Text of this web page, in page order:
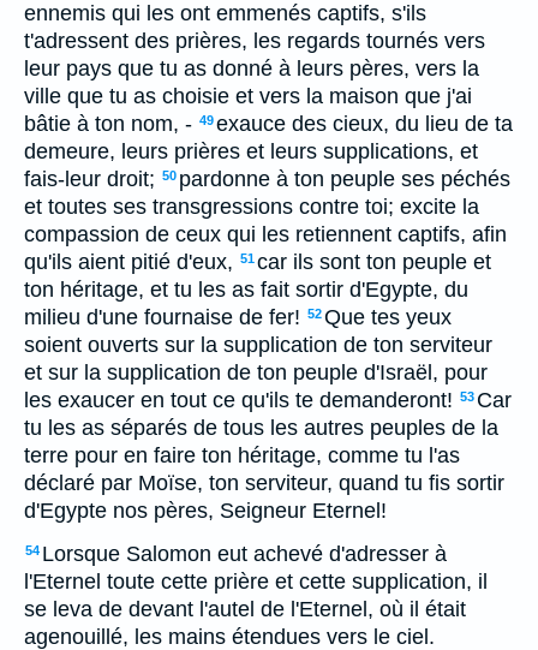
ennemis qui les ont emmenés captifs, s'ils
t'adressent des prières, les regards tournés vers
leur pays que tu as donné à leurs pères, vers la
ville que tu as choisie et vers la maison que j'ai
bâtie à ton nom, - 49exauce des cieux, du lieu de ta
demeure, leurs prières et leurs supplications, et
fais-leur droit; 50 pardonne à ton peuple ses péchés
et toutes ses transgressions contre toi; excite la
compassion de ceux qui les retiennent captifs, afin
qu'ils aient pitié d'eux, 51car ils sont ton peuple et
ton héritage, et tu les as fait sortir d'Egypte, du
milieu d'une fournaise de fer! 52Que tes yeux
soient ouverts sur la supplication de ton serviteur
et sur la supplication de ton peuple d'Israël, pour
les exaucer en tout ce qu'ils te demanderont! 53 Car
tu les as séparés de tous les autres peuples de la
terre pour en faire ton héritage, comme tu l'as
déclaré par Moïse, ton serviteur, quand tu fis sortir
d'Egypte nos pères, Seigneur Eternel!
54 Lorsque Salomon eut achevé d'adresser à
l'Eternel toute cette prière et cette supplication, il
se leva de devant l'autel de l'Eternel, où il était
agenouillé, les mains étendues vers le ciel.